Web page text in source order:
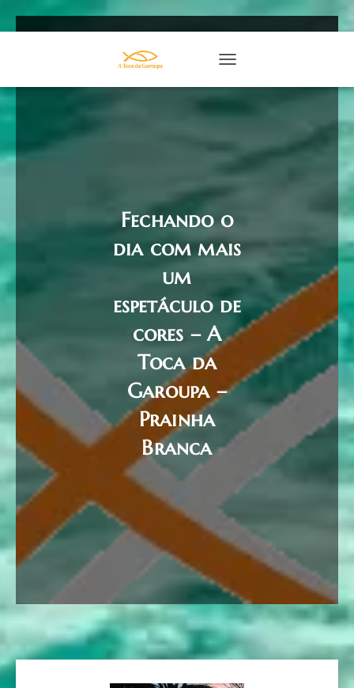
Fechando o
dia com mais
um
espetáculo de
cores – A
Toca da
Garoupa –
Prainha
Branca